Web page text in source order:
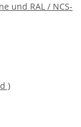
und RAL / NCS-